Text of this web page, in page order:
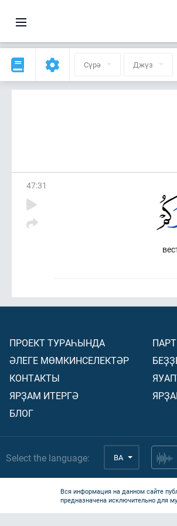
Сүрә Джүз
47:31
ПРОЕКТ ТУРАҺЫНДА
ӘЛЕГЕ МӨМКИНСЕЛЕКТӘР
КОНТАКТЫ
ЯРҘАМ ИТЕРГӘ
БЛОГ
Select the language: BA
Вся информация на данном сайте
предназначена исключительно для